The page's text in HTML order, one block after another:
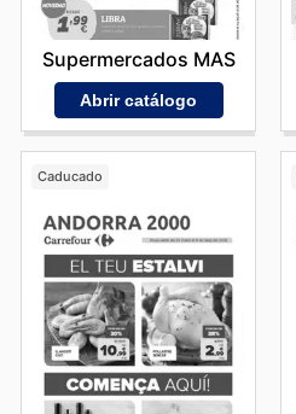
Supermercados MAS
Abrir catálogo
Caducado